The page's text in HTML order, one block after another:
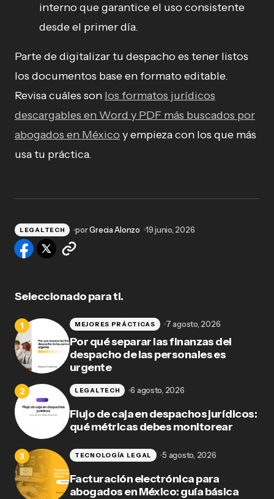
interno que garantice el uso consistente
desde el primer día.
Parte de digitalizar tu despacho es tener listos
los documentos base en formato editable.
Revisa cuáles son los formatos jurídicos
descargables en Word y PDF más buscados por
abogados en México y empieza con los que más
usa tu práctica.
LEGALTECH porGrecia Alonzo 19 junio, 2026
Seleccionado para ti.
Por qué separar las finanzas del
despacho de las personales es
urgente
MEJORES PRÁCTICAS 7 agosto, 2026
Flujo de caja en despachos jurídicos:
qué métricas debes monitorear
LEGALTECH 6 agosto, 2026
Facturación electrónica para
abogados en México: guía básica
TECNOLOGÍA LEGAL 5 agosto, 2026